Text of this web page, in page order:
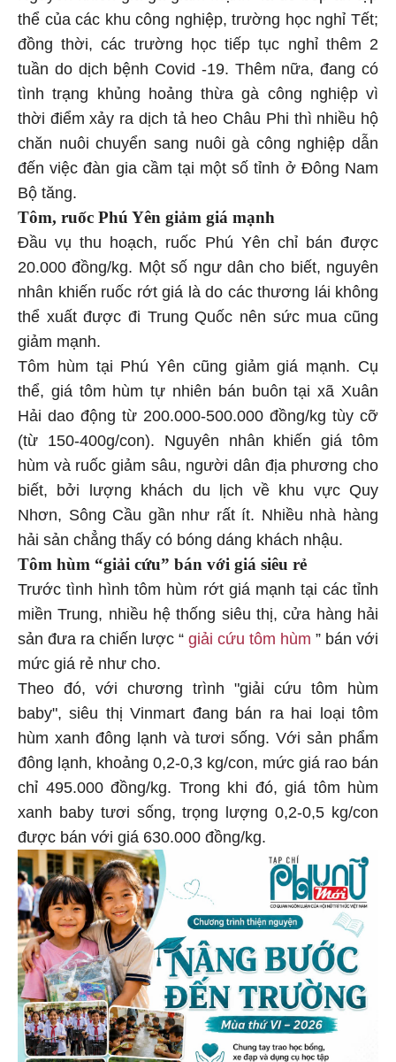
thể của các khu công nghiệp, trường học nghỉ Tết;
đồng thời, các trường học tiếp tục nghỉ thêm 2
tuần do dịch bệnh Covid -19. Thêm nữa, đang có
tình trạng khủng hoảng thừa gà công nghiệp vì
thời điểm xảy ra dịch tả heo Châu Phi thì nhiều hộ
chăn nuôi chuyển sang nuôi gà công nghiệp dẫn
đến việc đàn gia cầm tại một số tỉnh ở Đông Nam
Bộ tăng.
Tôm, ruốc Phú Yên giảm giá mạnh
Đầu vụ thu hoạch, ruốc Phú Yên chỉ bán được
20.000 đồng/kg. Một số ngư dân cho biết, nguyên
nhân khiến ruốc rớt giá là do các thương lái không
thể xuất được đi Trung Quốc nên sức mua cũng
giảm mạnh.
Tôm hùm tại Phú Yên cũng giảm giá mạnh. Cụ
thể, giá tôm hùm tự nhiên bán buôn tại xã Xuân
Hải dao động từ 200.000-500.000 đồng/kg tùy cỡ
(từ 150-400g/con). Nguyên nhân khiến giá tôm
hùm và ruốc giảm sâu, người dân địa phương cho
biết, bởi lượng khách du lịch về khu vực Quy
Nhơn, Sông Cầu gần như rất ít. Nhiều nhà hàng
hải sản chẳng thấy có bóng dáng khách nhậu.
Tôm hùm “giải cứu” bán với giá siêu rẻ
Trước tình hình tôm hùm rớt giá mạnh tại các tỉnh
miền Trung, nhiều hệ thống siêu thị, cửa hàng hải
sản đưa ra chiến lược “ giải cứu tôm hùm ” bán với
mức giá rẻ như cho.
Theo đó, với chương trình "giải cứu tôm hùm
baby", siêu thị Vinmart đang bán ra hai loại tôm
hùm xanh đông lạnh và tươi sống. Với sản phẩm
đông lạnh, khoảng 0,2-0,3 kg/con, mức giá rao bán
chỉ 495.000 đồng/kg. Trong khi đó, giá tôm hùm
xanh baby tươi sống, trọng lượng 0,2-0,5 kg/con
được bán với giá 630.000 đồng/kg.